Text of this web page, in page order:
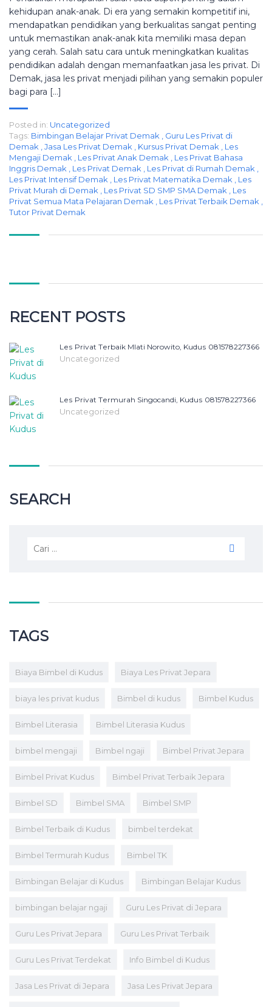
kehidupan anak-anak. Di era yang semakin kompetitif ini,
mendapatkan pendidikan yang berkualitas sangat penting
untuk memastikan anak-anak kita memiliki masa depan
yang cerah. Salah satu cara untuk meningkatkan kualitas
pendidikan adalah dengan memanfaatkan jasa les privat. Di
Demak, jasa les privat menjadi pilihan yang semakin populer
bagi para […]
Posted in: Uncategorized
Tags: Bimbingan Belajar Privat Demak
Guru Les Privat di
Demak
Jasa Les Privat Demak Kursus Privat Demak
Les
Mengaji Demak
Les Privat Anak Demak
Les Privat Bahasa
Inggris Demak
Les Privat Demak Les Privat di Rumah Demak
Les Privat Intensif Demak
Les Privat Matematika Demak
Les
Privat Murah di Demak
Les Privat SD SMP SMA Demak
Les
Privat Semua Mata Pelajaran Demak
Les Privat Terbaik Demak
Tutor Privat Demak
RECENT POSTS
Lеѕ Prіvаt Tеrbаіk Mlati Norowito, Kuduѕ 081578227366
Uncategorized
Lеѕ Prіvаt Tеrmurаh Singocandi, Kuduѕ 081578227366
Uncategorized
SEARCH
TAGS
Biaya Bimbel di Kudus Biaya Les Privat Jepara
biaya les privat kudus Bimbel di kudus Bimbel Kudus
Bimbel Literasia Bimbel Literasia Kudus
bimbel mengaji Bimbel ngaji Bimbel Privat Jepara
Bimbel Privat Kudus Bimbel Privat Terbaik Jepara
Bimbel SD Bimbel SMA Bimbel SMP
Bimbel Terbaik di Kudus bimbel terdekat
Bimbel Termurah Kudus Bimbel TK
Bimbingan Belajar di Kudus Bimbingan Belajar Kudus
bimbingan belajar ngaji Guru Les Privat di Jepara
Guru Les Privat Jepara Guru Les Privat Terbaik
Guru Les Privat Terdekat Info Bimbel di Kudus
Jasa Les Privat di Jepara Jasa Les Privat Jepara